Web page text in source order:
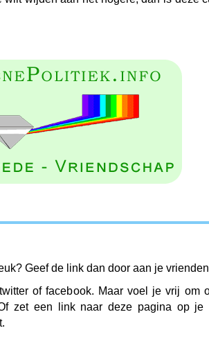
Geef de link dan door aan je
of facebook. Maar voel je vrij om
zet een link naar deze pagina op je